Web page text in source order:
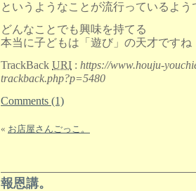
というようなことが流行っているよう
どんなことでも興味を持てる
本当に子どもは「遊び」の天才ですね
TrackBack URI : https://www.houju-
trackback.php?p=5480
Comments (1)
« お店屋さんごっこ。
報恩講。